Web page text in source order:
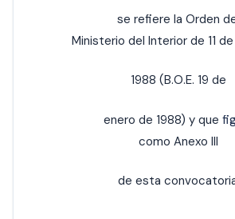
se refiere la Orden
Ministerio del Interior de 11
1988 (B.O.E. 19 de
enero de 1988) y que
como Anexo III
de esta